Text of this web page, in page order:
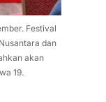
Festival
dan
akan
19.